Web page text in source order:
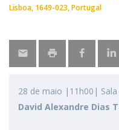
Lisboa 1649-023 Portugal
28 de maio |11h00| Sala
David Alexandre Dias